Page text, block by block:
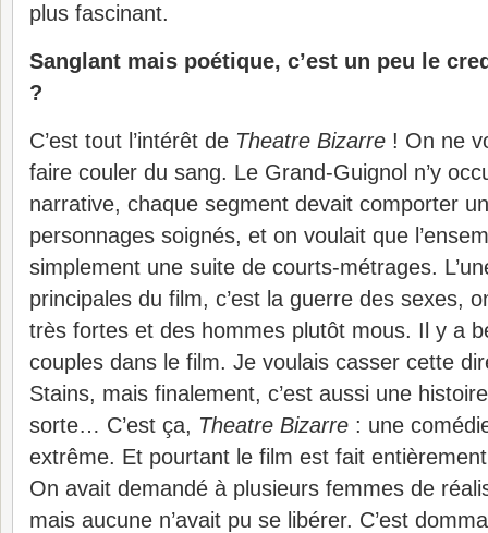
plus fascinant.
Sanglant mais poétique, c’est un peu le
?
C’est tout l’intérêt de Theatre Bizarre ! On ne
faire couler du sang. Le Grand-Guignol n’y
narrative, chaque segment devait comporter
personnages soignés, et on voulait que
simplement une suite de courts-métrages.
principales du film, c’est la guerre des sexes,
très fortes et des hommes plutôt mous. Il y a
couples dans le film. Je voulais casser cette
Stains, mais finalement, c’est aussi une
sorte… C’est ça, Theatre Bizarre : une
extrême. Et pourtant le film est fait
On avait demandé à plusieurs femmes de
mais aucune n’avait pu se libérer. C’est